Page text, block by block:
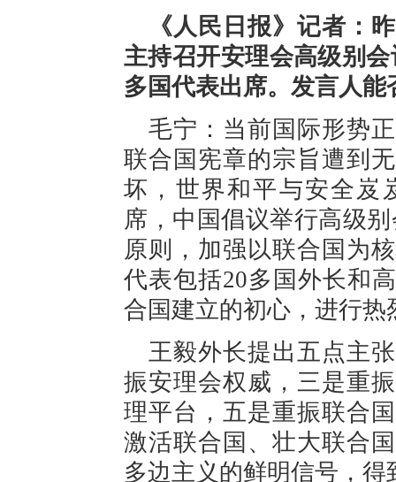
《人民日报》记者：
主持召开安理会高级别
多国代表出席。发言人
毛宁：当前国际形势
联合国宪章的宗旨遭到
坏，世界和平与安全岌
席，中国倡议举行高级
原则，加强以联合国为
代表包括20多国外长和
合国建立的初心，进行
王毅外长提出五点主
振安理会权威，三是重
理平台，五是重振联合
激活联合国、壮大联合
多边主义的鲜明信号，